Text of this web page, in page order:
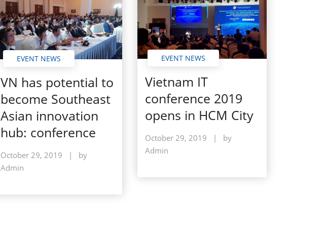
EVENT NEWS
VN has potential to
become Southeast
Asian innovation
hub: conference
October 29, 2019 |
by
Admin
EVENT NEWS
Vietnam IT
conference 2019
opens in HCM City
October 29, 2019 |
by
Admin